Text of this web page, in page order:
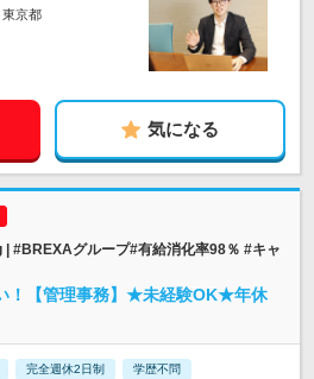
京都
気になる
#BREXAグループ#有給消化率98％ #キャ
！【管理事務】★未経験OK★年休
完全週休2日制 学歴不問